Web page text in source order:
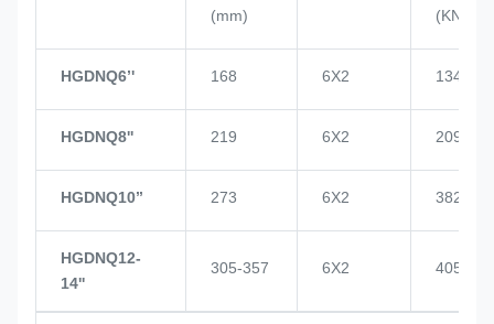
(mm) (KN)
HGDNQ6’' 168 6X2 134
HGDNQ8'' 219 6X2 209
HGDNQ10’’ 273 6X2 382
HGDNQ12-
14''
305-357 6X2 405